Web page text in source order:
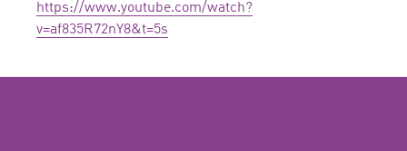
https://www.youtube.com/watch?
v=af835R72nY8&t=5s